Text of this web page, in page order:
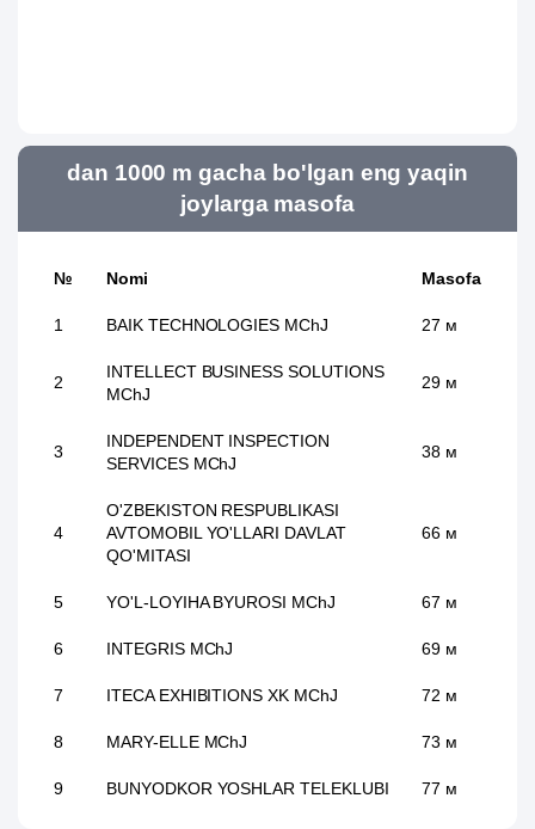
dan 1000 m gacha bo'lgan eng yaqin
joylarga masofa
№ Nomi Masofa
1 BAIK TECHNOLOGIES MChJ 27 м
2
INTELLECT BUSINESS SOLUTIONS
MChJ
29 м
3
INDEPENDENT INSPECTION
SERVICES MChJ
38 м
4
O'ZBEKISTON RESPUBLIKASI
AVTOMOBIL YO'LLARI DAVLAT
QO'MITASI
66 м
5 YO'L-LOYIHA BYUROSI MChJ 67 м
6 INTEGRIS MChJ 69 м
7 ITECA EXHIBITIONS XK MChJ 72 м
8 MARY-ELLE MChJ 73 м
9 BUNYODKOR YOSHLAR TELEKLUBI 77 м